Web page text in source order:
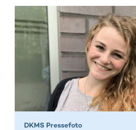
DKMS Pressefoto